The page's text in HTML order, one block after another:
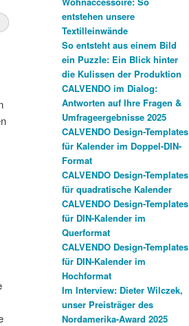
entstehen unsere
Textilleinwände
So entsteht aus einem Bild
ein Puzzle: Ein Blick hinter
die Kulissen der Produktion
CALVENDO im Dialog:
Antworten auf Ihre Fragen &
Umfrageergebnisse 2025
CALVENDO Design-Templates
für Kalender im Doppel-DIN-
Format
CALVENDO Design-Templates
für quadratische Kalender
CALVENDO Design-Templates
für DIN-Kalender im
Querformat
CALVENDO Design-Templates
für DIN-Kalender im
Hochformat
Im Interview: Dieter Wilczek,
unser Preisträger des
Nordamerika-Award 2025